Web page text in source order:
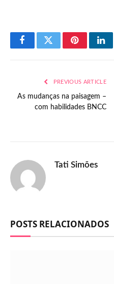
FacebookTwitterPinterest
PREVIOUS ARTICLE
As mudanças na paisagem –
com habilidades BNCC
Tati Simões
POSTS RELACIONADOS